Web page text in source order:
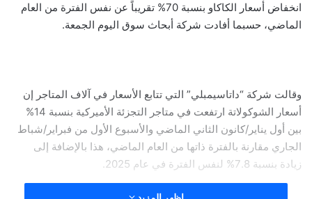
انخفاض أسعار الكاكاو بنسبة 70% تقريباً عن نفس الفترة من العام
الماضي، حسبما أفادت شركة أبحاث سوق اليوم الجمعة.
وقالت شركة “داتاسيمبلي” التي تتابع الأسعار في آلاف المتاجر إن
أسعار الشوكولاتة ارتفعت في متاجر التجزئة الأميركية بنسبة 14%
بين أول يناير/كانون الثاني الماضي والأسبوع الأول من فبراير/شباط
الجاري مقارنة بالفترة ذاتها من العام الماضي، هذا بالإضافة إلى
زيادة بنسبة 7.8% لنفس الفترة في عام 2025.